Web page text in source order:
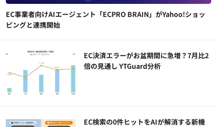
EC事業者向けAIエージェント「ECPRO BRAIN」がYahoo!ショッ
ピングと連携開始
EC決済エラーがお盆期間に急増？7月比2
倍の見通し YTGuard分析
EC検索の0件ヒットをAIが解消する新機